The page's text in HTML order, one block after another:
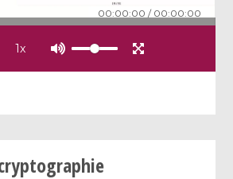
00:00:00 / 00:00:00
1x